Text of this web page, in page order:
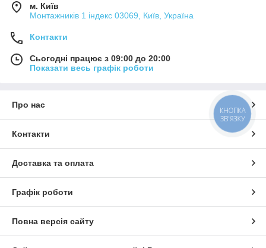
м. Київ
Монтажників 1 індекс 03069, Київ, Україна
Контакти
Сьогодні працює з 09:00 до 20:00
Показати весь графік роботи
Про нас
Контакти
Доставка та оплата
Графік роботи
Повна версія сайту
КНОПКА
ЗВ'ЯЗКУ